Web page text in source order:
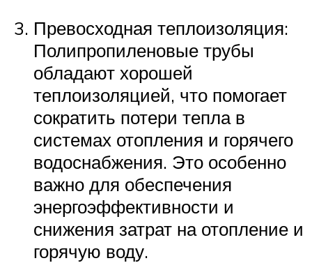
Превосходная теплоизоляция:
Полипропиленовые трубы
обладают хорошей
теплоизоляцией, что помогает
сократить потери тепла в
системах отопления и горячего
водоснабжения. Это особенно
важно для обеспечения
энергоэффективности и
снижения затрат на отопление и
горячую воду.